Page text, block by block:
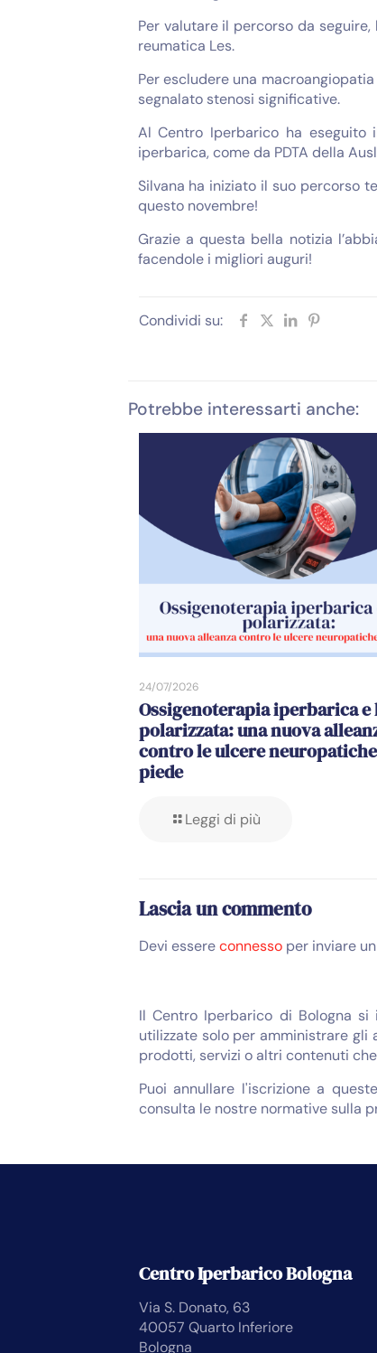
Per valutare il percorso da
reumatica Les.
Per escludere una
segnalato stenosi significative.
Al Centro Iperbarico ha
iperbarica, come da PDTA della
Silvana ha iniziato il suo percorso
questo novembre!
Grazie a questa bella notizia
facendole i migliori auguri!
Condividi su:
Potrebbe interessarti anche:
24/07/2026
Ossigenoterapia iperbarica e
polarizzata: una nuova
contro le ulcere
piede
Leggi di più
Lascia un commento
Devi essereconnesso per inviare
Il Centro Iperbarico di Bologna
utilizzate solo per amministrare
prodotti, servizi o altri contenuti
Puoi annullare l'iscrizione a
consulta le nostre normative sulla
Centro Iperbarico Bologna
Via S. Donato, 63
40057 Quarto Inferiore
Bologna